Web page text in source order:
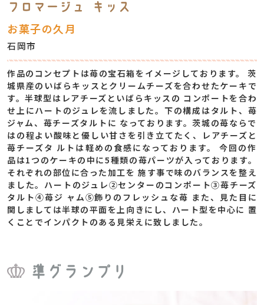
フロマージュ キッス
お菓子の久月
石岡市
作品のコンセプトは苺の宝石箱をイメージしております。 茨
城県産のいばらキッスとクリームチーズを合わせたケーキで
す。半球型はレアチーズといばらキッスの コンポートを合わ
せ上にハートのジュレを流しました。下の構成はタルト、苺
ジャム、苺チーズタルトに なっております。茨城の苺ならで
はの程よい酸味と優しい甘さを引き立てたく、レアチーズと
苺チーズタ ルトは軽めの食感になっております。 今回の作
品は1つのケーキの中に5種類の苺パーツが入っております。
それぞれの部位に合った加工を 施す事で味のバランスを整え
ました。ハートのジュレ②センターのコンポート③苺チーズ
タルト④苺ジ ャム⑤飾りのフレッシュな苺 また、見た目に
関しましては半球の平面を上向きにし、ハート型を中心に 置
くことでインパクトのある見栄えに致しました。
準グランプリ